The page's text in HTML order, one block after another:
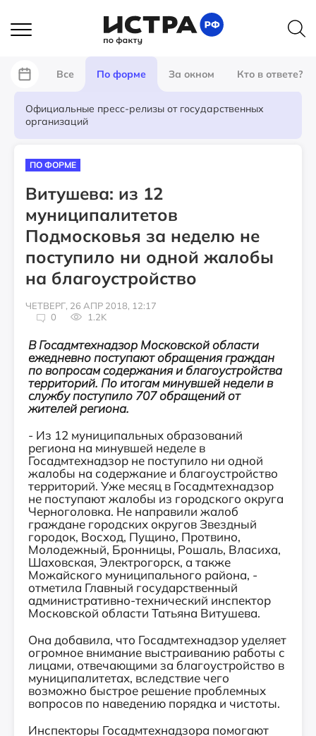
Все По форме За окном Кто в ответе?
Официальные пресс-релизы от государственных
организаций
ПО ФОРМЕ
Витушева: из 12
муниципалитетов
Подмосковья за неделю не
поступило ни одной жалобы
на благоустройство
ЧЕТВЕРГ, 26 АПР 2018, 12:17
0
1.2K
В Госадмтехнадзор Московской области
ежедневно поступают обращения граждан
по вопросам содержания и благоустройства
территорий. По итогам минувшей недели в
службу поступило 707 обращений от
жителей региона.
- Из 12 муниципальных образований
региона на минувшей неделе в
Госадмтехнадзор не поступило ни одной
жалобы на содержание и благоустройство
территорий. Уже месяц в Госадмтехнадзор
не поступают жалобы из городского округа
Черноголовка. Не направили жалоб
граждане городских округов Звездный
городок, Восход, Пущино, Протвино,
Молодежный, Бронницы, Рошаль, Власиха,
Шаховская, Электрогорск, а также
Можайского муниципального района, -
отметила Главный государственный
административно-технический инспектор
Московской области Татьяна Витушева.
Она добавила, что Госадмтехнадзор уделяет
огромное внимание выстраиванию работы с
лицами, отвечающими за благоустройство в
муниципалитетах, вследствие чего
возможно быстрое решение проблемных
вопросов по наведению порядка и чистоты.
Инспекторы Госадмтехнадзора помогают